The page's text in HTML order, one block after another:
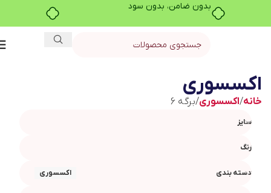
بدون ضامن، بدون سود
اکسسوری
خانه اکسسوری برگه 6
سایز
رنگ
دسته بندی اکسسوری